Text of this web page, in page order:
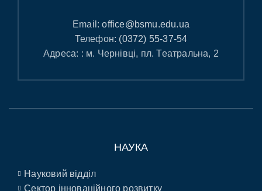
Email:office@bsmu.edu.ua
Телефон: (0372) 55-37-54
Адреса: : м. Чернівці, пл. Театральна, 2
НАУКА
Науковий відділ
Сектор інноваційного розвитку